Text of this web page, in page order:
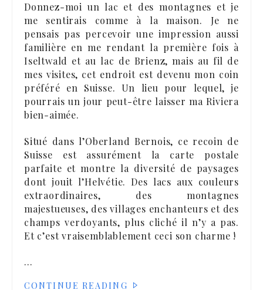
Donnez-moi un lac et des montagnes et je
me sentirais comme à la maison. Je ne
pensais pas percevoir une impression aussi
familière en me rendant la première fois à
Iseltwald et au lac de Brienz, mais au fil de
mes visites, cet endroit est devenu mon coin
préféré en Suisse. Un lieu pour lequel, je
pourrais un jour peut-être laisser ma Riviera
bien-aimée.
Situé dans l’Oberland Bernois, ce recoin de
Suisse est assurément la carte postale
parfaite et montre la diversité de paysages
dont jouit l’Helvétie. Des lacs aux couleurs
extraordinaires, des montagnes
majestueuses, des villages enchanteurs et des
champs verdoyants, plus cliché il n’y a pas.
Et c’est vraisemblablement ceci son charme !
…
CONTINUE READING